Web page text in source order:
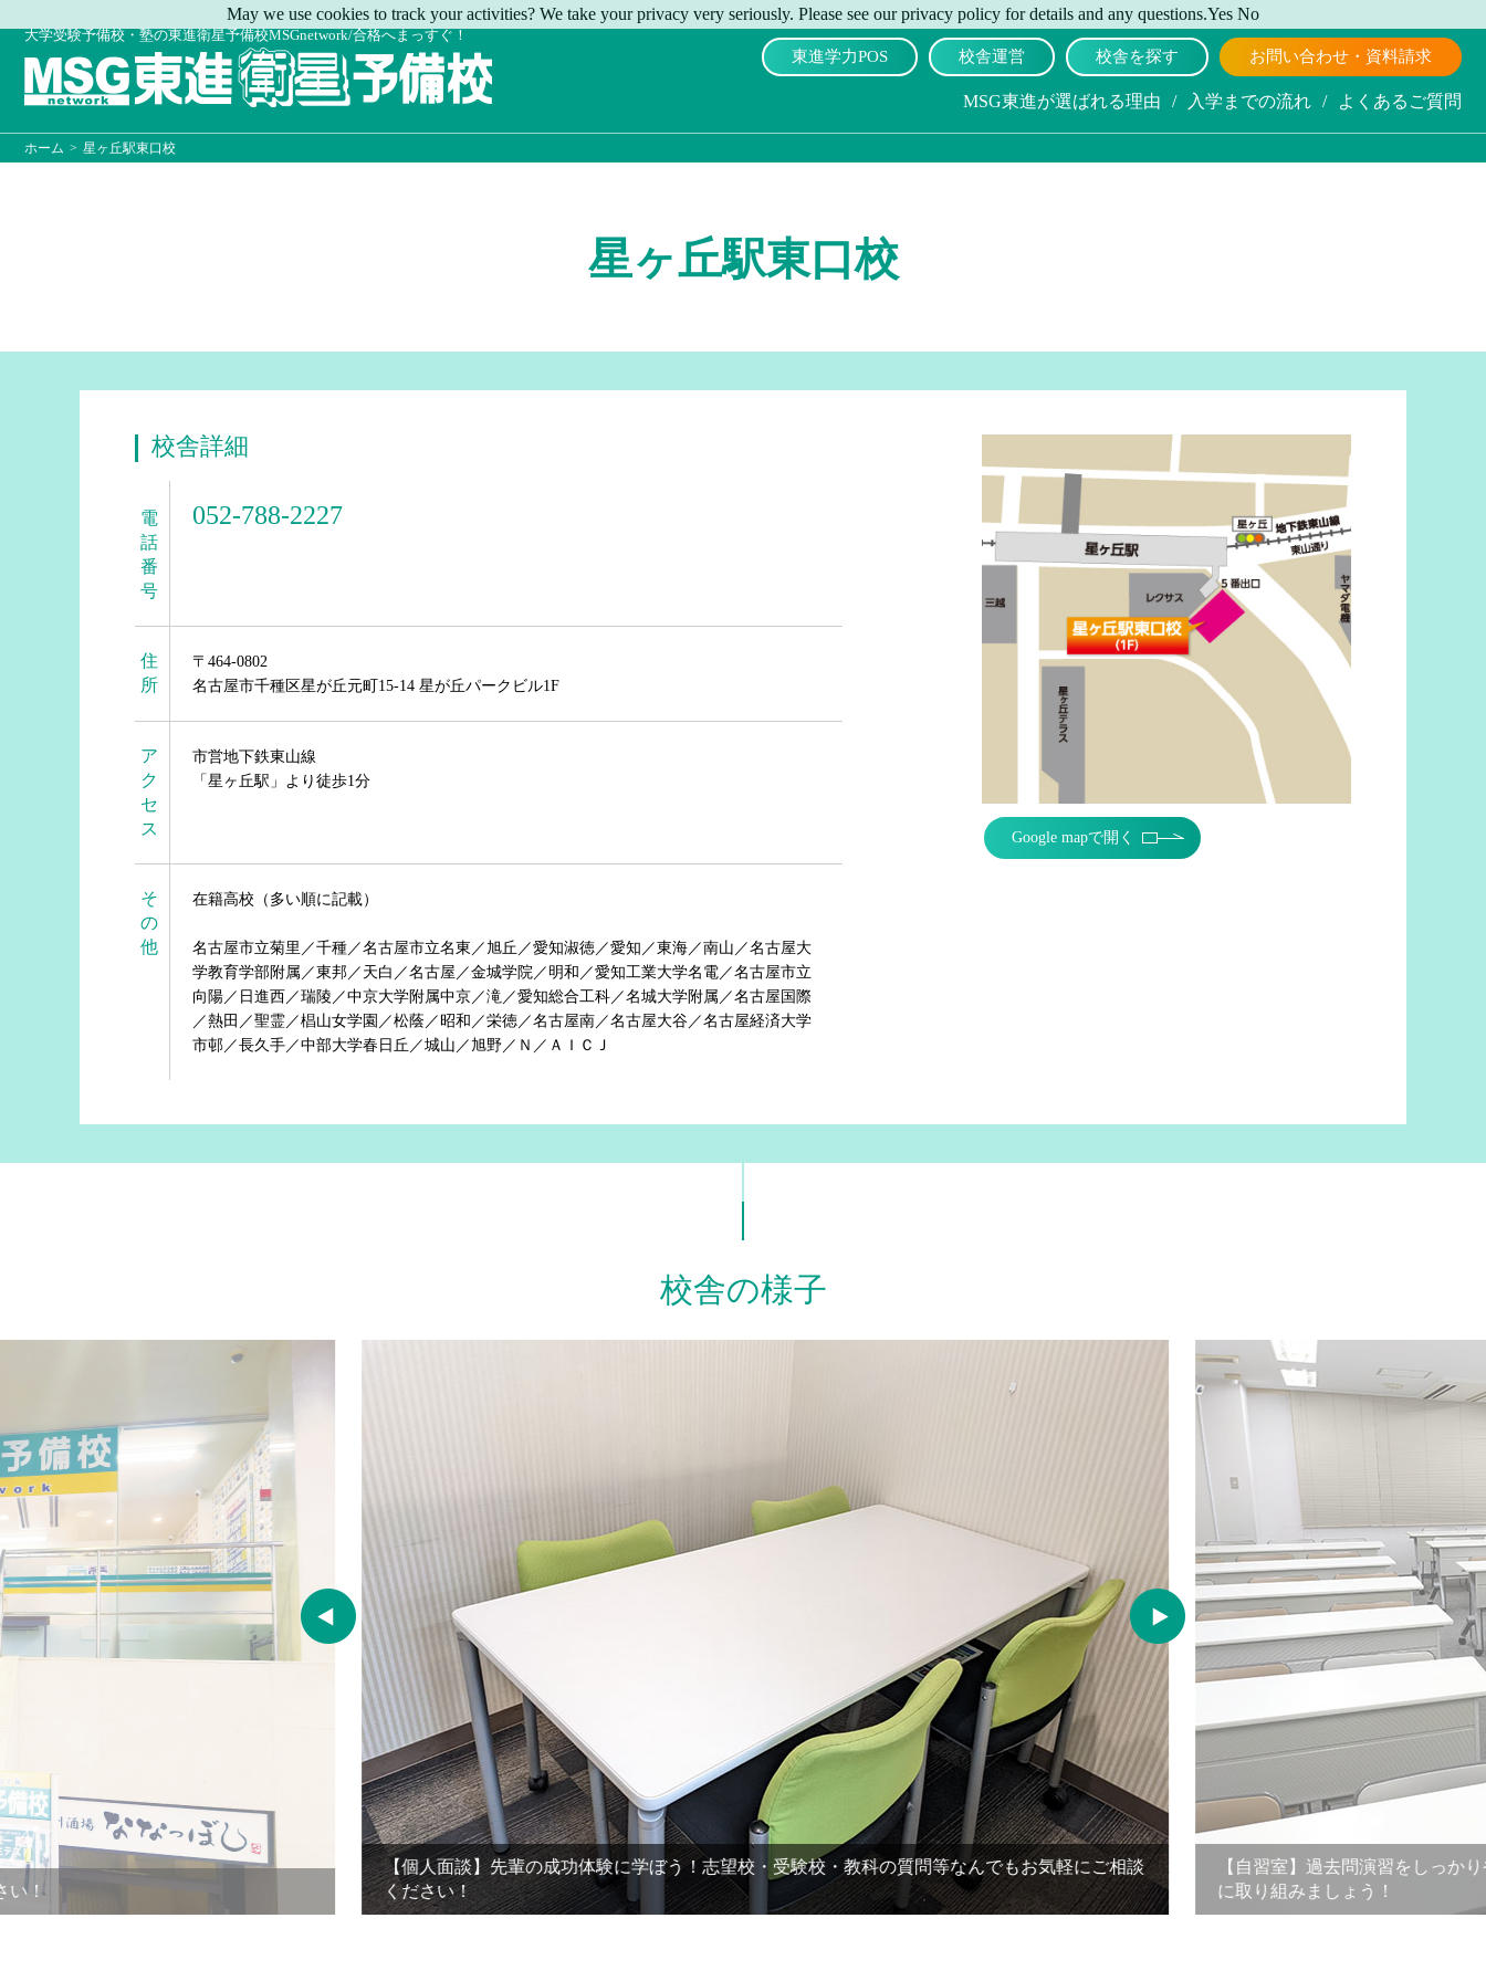
大学受験予備校・塾の東進衛星予備校MSGnetwork/合格へまっすぐ！
東進学力POS 校舎運営 校舎を探す お問い合わせ・資料請求
MSG東進が選ばれる理由 / 入学までの流れ / よくあるご質問
ホーム > 星ヶ丘駅東口校
星ヶ丘駅東口校
校舎詳細
電
話
番
号
052-788-2227
住
所
〒464-0802
名古屋市千種区星が丘元町15-14 星が丘パークビル1F
ア
ク
セ
ス
市営地下鉄東山線
「星ヶ丘駅」より徒歩1分
そ
の
他
在籍高校（多い順に記載）
名古屋市立菊里／千種／名古屋市立名東／旭丘／愛知淑徳／愛知／東海／南山／名古屋大
学教育学部附属／東邦／天白／名古屋／金城学院／明和／愛知工業大学名電／名古屋市立
向陽／日進西／瑞陵／中京大学附属中京／滝／愛知総合工科／名城大学附属／名古屋国際
／熱田／聖霊／椙山女学園／松蔭／昭和／栄徳／名古屋南／名古屋大谷／名古屋経済大学
市邨／長久手／中部大学春日丘／城山／旭野／Ｎ／ＡＩＣＪ
Google mapで開く
校舎の様子
！
【個人面談】先輩の成功体験に学ぼう！志望校・受験校・教科の質問等なんでもお気軽にご相談
ください！
【自習室】過去問演習をしっかり
に取り組みましょう！
May we use cookies to track your activities? We take your privacy very seriously. Please see our privacy policy for details and any questions.Yes No